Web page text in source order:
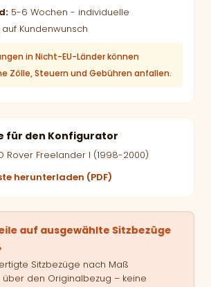
5-6 Wochen - individuelle
Kundenwunsch
in Nicht-EU-Länder können
Zölle, Steuern und Gebühren anfallen.
für den Konfigurator
Rover Freelander I (1998-2000)
herunterladen (PDF)
auf ausgewählte Sitzbezüge
Sitzbezüge nach Maß
den Originalbezug – keine